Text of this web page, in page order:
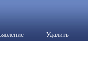
Удалить